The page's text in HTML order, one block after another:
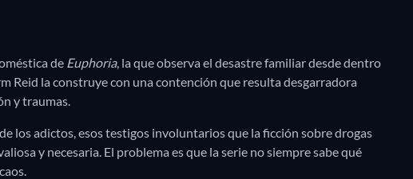
de Euphoria, la que observa el desastre familiar desde dentro
Reid la construye con una contención que resulta desgarradora
y traumas.
los adictos, esos testigos involuntarios que la ficción sobre drogas
y necesaria. El problema es que la serie no siempre sabe qué